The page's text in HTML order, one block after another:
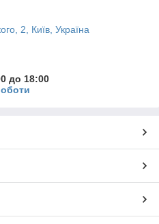
2, Київ, Україна
до 18:00